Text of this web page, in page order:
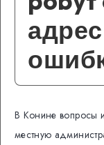
В Конине вопросы
местную